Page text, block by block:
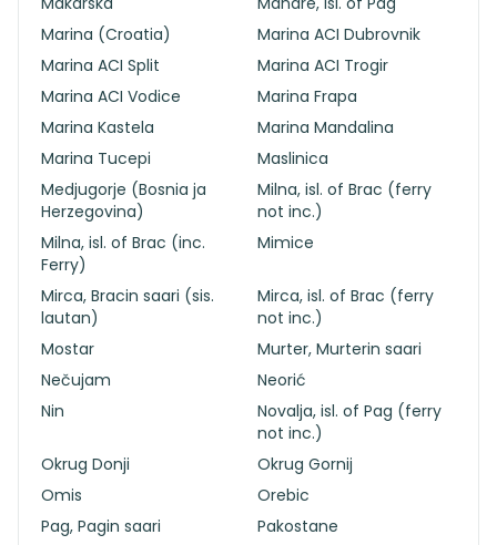
Marina (Croatia)
Marina ACI Dubrovnik
Marina ACI Split
Marina ACI Trogir
Marina ACI Vodice
Marina Frapa
Marina Kastela
Marina Mandalina
Marina Tucepi
Maslinica
Medjugorje (Bosnia ja
Herzegovina)
Milna, isl. of Brac (ferry
not inc.)
Milna, isl. of Brac (inc.
Ferry)
Mimice
Mirca, Bracin saari (sis.
lautan)
Mirca, isl. of Brac (ferry
not inc.)
Mostar
Murter, Murterin saari
Nečujam
Neorić
Nin
Novalja, isl. of Pag (ferry
not inc.)
Okrug Donji
Okrug Gornij
Omis
Orebic
Pag, Pagin saari
Pakostane